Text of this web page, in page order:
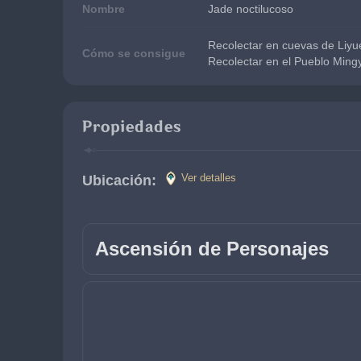
Nombre Jade noctilucoso
Cómo se consigue
Recolectar en cuevas de
Recolectar en el Pueblo
Propiedades
Ubicación: Ver detalles
Ascensión de Personajes